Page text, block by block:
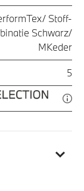
Stoff-
Schwarz/
MKeder
5